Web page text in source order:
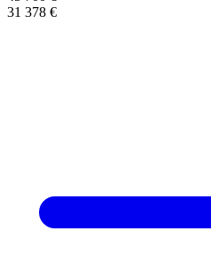
31 378 €